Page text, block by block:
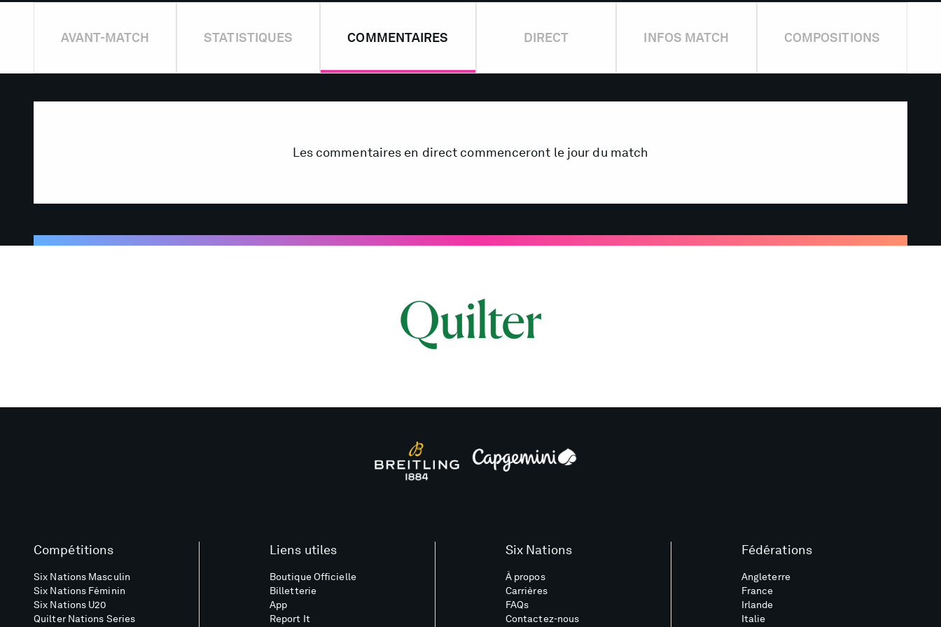
AVANT-MATCH STATISTIQUES COMMENTAIRES DIRECT INFOS MATCH COMPOSITIONS
Les commentaires en direct commenceront le jour du match
Compétitions
Six Nations Masculin
Six Nations Féminin
Six Nations U20
Quilter Nations Series
Liens utiles
Boutique Officielle
Billetterie
App
Report It
Six Nations
À propos
Carrières
FAQs
Contactez-nous
Fédérations
Angleterre
France
Irlande
Italie